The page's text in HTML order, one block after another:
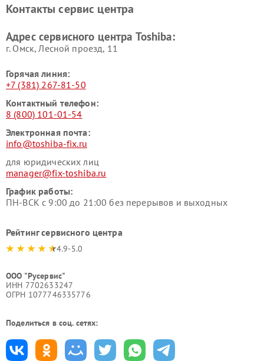
Контакты сервис центра
Адрес сервисного центра Toshiba:
г. Омск, ​Лесной проезд, 11
Горячая линия:
+7 (381) 267-81-50
Контактный телефон:
8 (800) 101-01-54
Электронная почта:
info@toshiba-fix.ru
для юридических лиц
manager@fix-toshiba.ru
График работы:
ПН-ВСК с 9:00 до 21:00 без перерывов и выходных
Рейтинг сервисного центра
4.9-5.0
ООО "Русервис"
ИНН 7702633247
ОГРН 1077746335776
Поделиться в соц. сетях: